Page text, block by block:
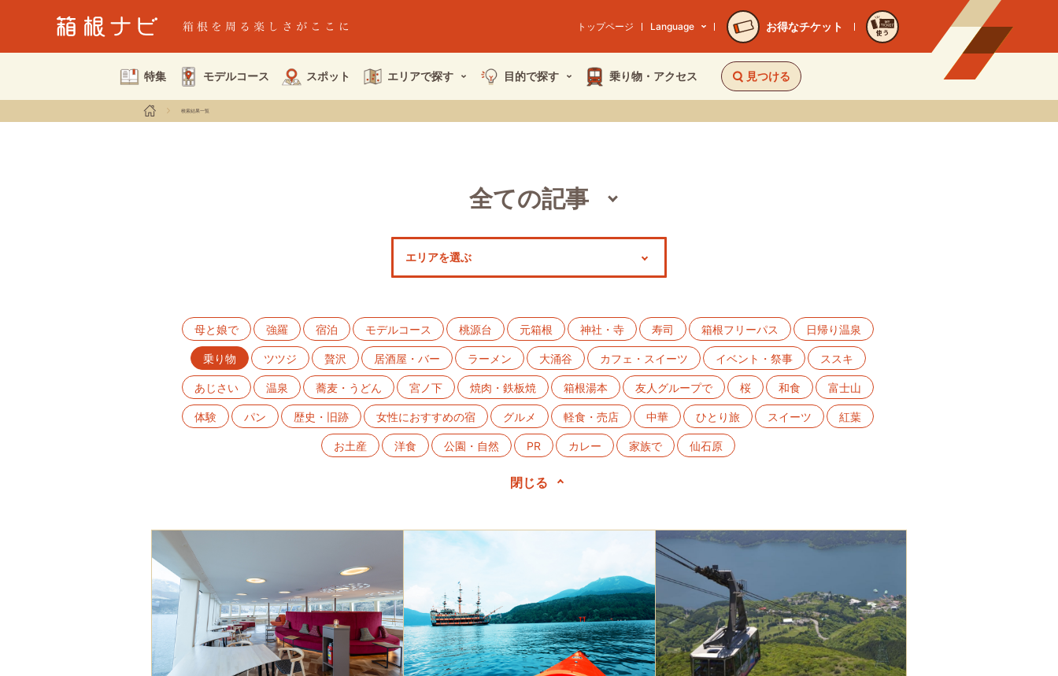
トップページ Language お得なチケット
使う
特集 モデルコース スポット エリアで探す 目的で探す 乗り物・ アクセス 見つける
検索結果一覧
全ての記事
スポット
モデルコース
イベント
母と娘で 強羅 宿泊 モデルコース 桃源台 元箱根 神社・寺 寿司 箱根フリーパス 日帰り温泉
乗り物 ツツジ 贅沢 居酒屋・バー ラーメン 大涌谷 カフェ・スイーツ イベント・祭事 ススキ
あじさい 温泉 蕎麦・うどん 宮ノ下 焼肉・鉄板焼 箱根湯本 友人グループで 桜 和食 富士山
体験 パン 歴史・旧跡 女性におすすめの宿 グルメ 軽食・売店 中華 ひとり旅 スイーツ 紅葉
お土産 洋食 公園・自然 PR カレー 家族で 仙石原